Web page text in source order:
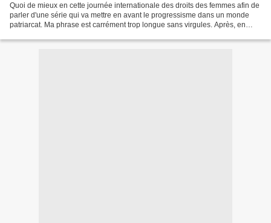
Quoi de mieux en cette journée internationale des droits des femmes afin de
parler d'une série qui va mettre en avant le progressisme dans un monde
patriarcat. Ma phrase est carrément trop longue sans virgules. Après, en